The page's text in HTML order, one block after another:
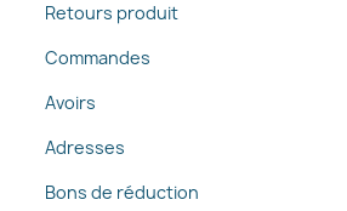
Retours produit
Commandes
Avoirs
Adresses
Bons de réduction